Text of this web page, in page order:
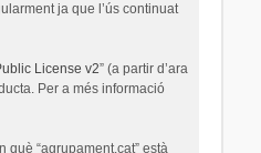
ja que l’ús continuat
License v2” (a partir d’ara
Per a més informació
“agrupament.cat” està